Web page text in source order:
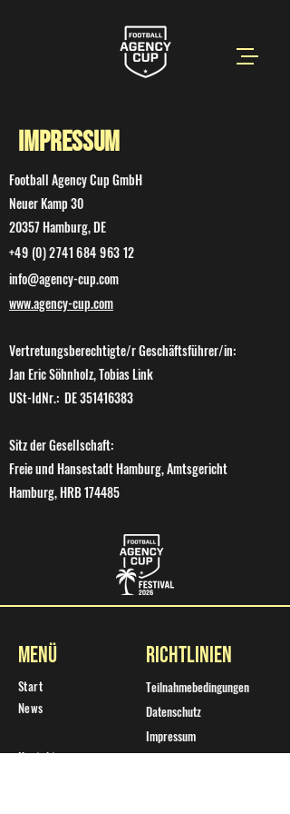
Impressum
Football Agency Cup GmbH
Neuer Kamp 30
20357 Hamburg, DE
+49 (0) 2741 684 963 12
info@agency-cup.com
www.agency-cup.com
Vertretungsberechtigte/r Geschäftsführer/in:
Jan Eric Söhnholz, Tobias Link
USt-IdNr.: DE351416383
Sitz der Gesellschaft:
Freie und Hansestadt Hamburg, Amtsgericht
Hamburg, HRB 174485
Menü
Start
News
Kontakt
Richtlinien
Teilnahmebedingungen
Datenschutz
Impressum